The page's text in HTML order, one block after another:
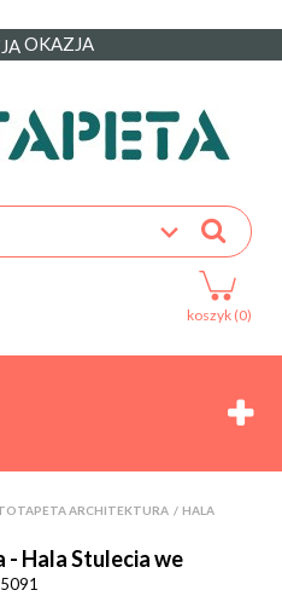
OKAZJA
koszyk (0)
ARCHITEKTURA >HALA
Hala Stulecia we